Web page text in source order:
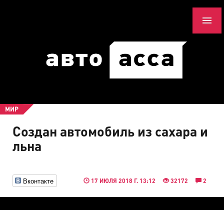
МИР
Создан автомобиль из сахара и
льна
Вконтакте 17 ИЮЛЯ 2018 Г. 13:12 32172 2